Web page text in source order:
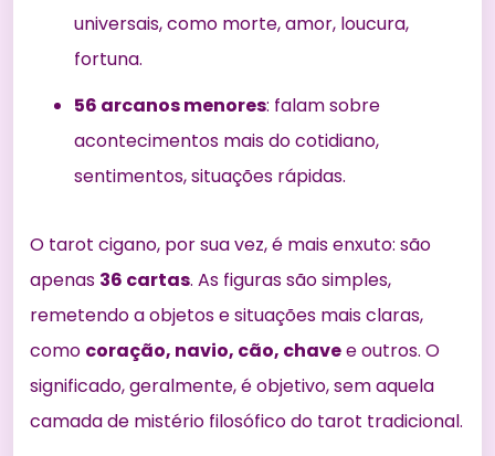
universais, como morte, amor, loucura,
fortuna.
56 arcanos menores: falam sobre
acontecimentos mais do cotidiano,
sentimentos, situações rápidas.
O tarot cigano, por sua vez, é mais enxuto: são
apenas 36 cartas. As figuras são simples,
remetendo a objetos e situações mais claras,
como coração, navio, cão, chavee outros. O
significado, geralmente, é objetivo, sem aquela
camada de mistério filosófico do tarot tradicional.